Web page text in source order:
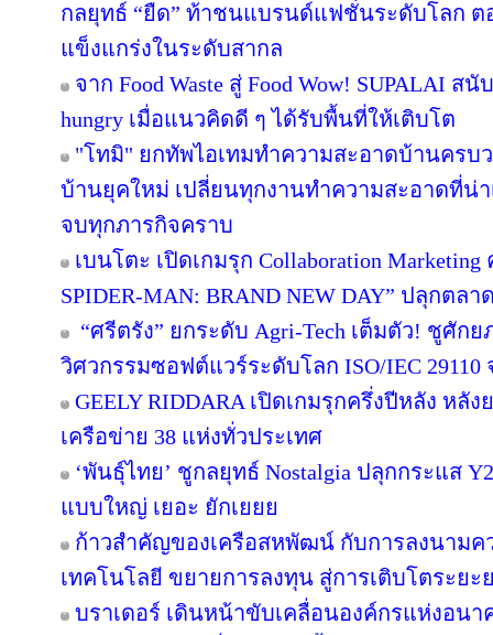
กลยุทธ์ “ยืด” ท้าชนแบรนด์แฟชั่นระดับโลก
แข็งแกร่งในระดับสากล
จาก Food Waste สู่ Food Wow! SUPALAI ส
hungry เมื่อแนวคิดดี ๆ ได้รับพื้นที่ให้เติบโต
"โทมิ" ยกทัพไอเทมทำความสะอาดบ้านครบ
บ้านยุคใหม่ เปลี่ยนทุกงานทำความสะอาดที่น่า
จบทุกภารกิจคราบ
เบนโตะ เปิดเกมรุก Collaboration
SPIDER-MAN: BRAND NEW DAY” ปลุกต
“ศรีตรัง” ยกระดับ Agri-Tech เต็มตัว! ชูศัก
วิศวกรรมซอฟต์แวร์ระดับโลก ISO/IEC 29110
GEELY RIDDARA เปิดเกมรุกครึ่งปีหลัง หลั
เครือข่าย 38 แห่งทั่วประเทศ
‘พันธุ์ไทย’ ชูกลยุทธ์ Nostalgia ปลุกกระแส
แบบใหญ่ เยอะ ยักเยยย
ก้าวสำคัญของเครือสหพัฒน์ กับการลงนามค
เทคโนโลยี ขยายการลงทุน สู่การเติบโตระยะ
บราเดอร์ เดินหน้าขับเคลื่อนองค์กรแห่งอน